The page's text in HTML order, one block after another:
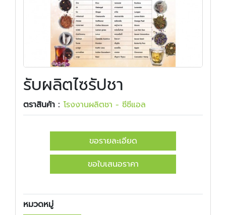
รับผลิตไซรัปชา
ตราสินค้า : โรงงานผลิตชา - ซีซีแอล
ขอรายละเอียด
ขอใบเสนอราคา
หมวดหมู่